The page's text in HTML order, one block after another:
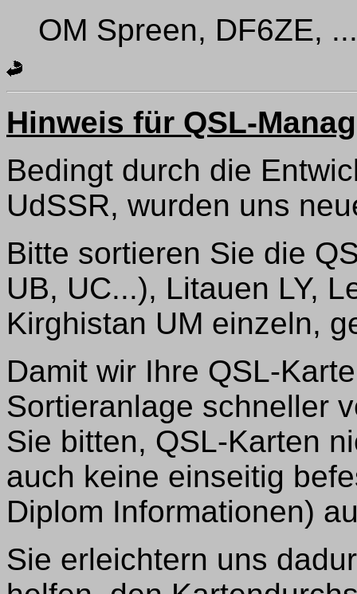
OM Spreen, DF6ZE,
Hinweis für QSL-
Bedingt durch die
UdSSR, wurden uns
Bitte sortieren Sie die
UB, UC...), Litauen LY,
Kirghistan UM einzeln,
Damit wir Ihre QSL-
Sortieranlage schneller
Sie bitten, QSL-Karten
auch keine einseitig
Diplom Informationen)
Sie erleichtern uns